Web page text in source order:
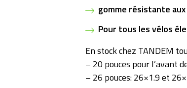
gomme résistante
Pour tous les vélos
En stock chez TANDEM
– 20 pouces pour l’avant
– 26 pouces: 26×1.9 et